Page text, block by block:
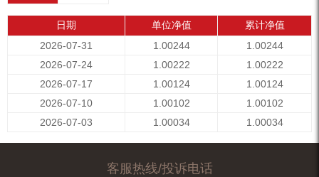
日期 单位净值
累计净值
2026-07-31
1.00244
1.00244
2026-07-24
1.00222
1.00222
2026-07-17
1.00124
1.00124
2026-07-10
1.00102
1.00102
2026-07-03
1.00034 1.00034
客服热线/投诉电话